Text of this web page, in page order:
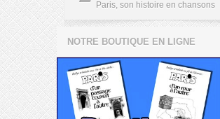
Paris, son histoire en chansons
NOTRE BOUTIQUE EN LIGNE